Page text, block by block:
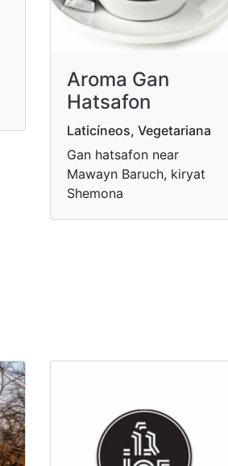
Aroma Gan
Hatsafon
Laticíneos, Vegetariana
Gan hatsafon near
Mawayn Baruch, kiryat
Shemona